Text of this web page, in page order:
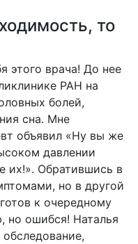
то
этого врача! До нее
РАН на
болей,
сна. Мне
объявил «Ну вы же
давлении
их!». Обратившись в
но в другой
к очередному
но ошибся! Наталья